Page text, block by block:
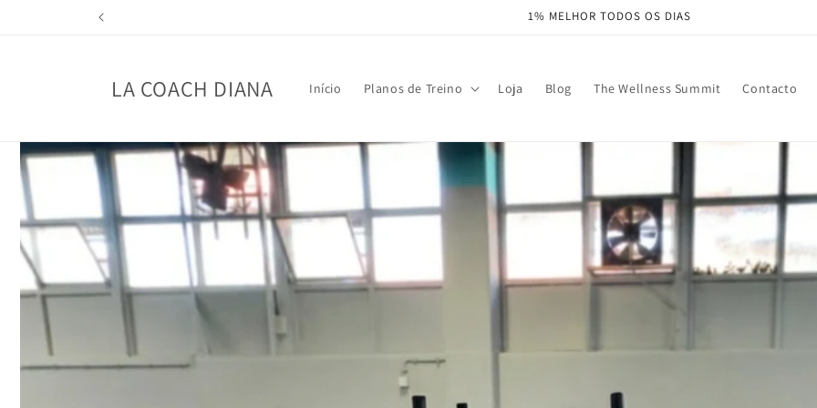
1% MELHOR TODOS OS DIAS
LA COACH DIANA Início Planos de Treino Loja Blog The Wellness Summit Contacto